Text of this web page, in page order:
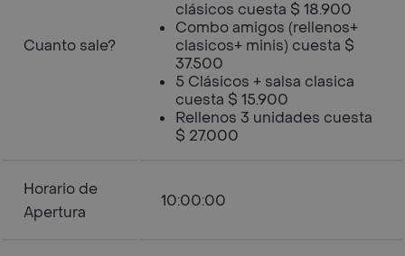
Cuanto sale?
clásicos cuesta $ 18.900
Combo amigos (rellenos+
clasicos+ minis) cuesta $
37.500
5 Clásicos + salsa clasica
cuesta $ 15.900
Rellenos 3 unidades cuesta
$ 27.000
Horario de
Apertura
10:00:00